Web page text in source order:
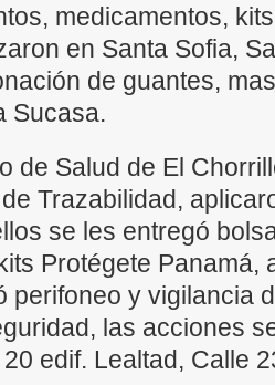
medicamentos,
en Santa Sofia,
de guantes,
Sucasa.
de Salud de El
Trazabilidad,
se les entregó
Protégete Panamá,
perifoneo y vigilancia
las acciones
edif. Lealtad, Calle